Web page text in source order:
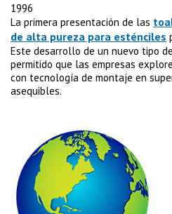
1996
La primera presentación de las
de alta pureza para esténciles
Este desarrollo de un nuevo tipo
permitido que las empresas
con tecnología de montaje en
asequibles.